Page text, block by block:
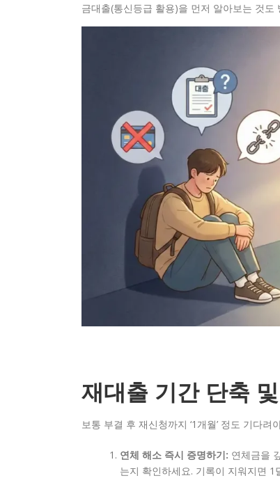
금대출(통신등급 활용)을 먼저 알아보는 것도
재대출 기간 단축
보통 부결 후 재신청까지 ‘1개월’ 정도 기다
연체 해소 즉시 증명하기: 연체금을
는지 확인하세요. 기록이 지워지면